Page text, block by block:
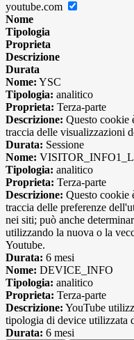
youtube.com
Nome
Tipologia
Proprieta
Descrizione
Durata
Nome: YSC
Tipologia: analitico
Proprieta: Terza-parte
Descrizione: Questo cookie
traccia delle visualizzazioni
Durata: Sessione
Nome:
Tipologia: analitico
Proprieta: Terza-parte
Descrizione: Questo cookie
traccia delle preferenze
nei siti; può anche
utilizzando la nuova o la
Youtube.
Durata: 6 mesi
Nome: DEVICE_INFO
Tipologia: analitico
Proprieta: Terza-parte
Descrizione: YouTube
tipologia di device utilizzata
Durata: 6 mesi